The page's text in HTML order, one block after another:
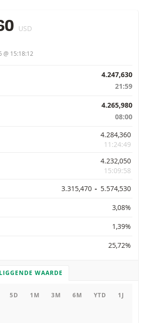
USD
@ 15:18:12
4.247,630
21:59
4.265,980
08:00
4.284,360
11:24:49
4.232,050
15:09:58
3.315,470 - 5.574,530
3,08%
1,39%
25,72%
WAARDE
waarde
5D 1M 3M 6M YTD 1J